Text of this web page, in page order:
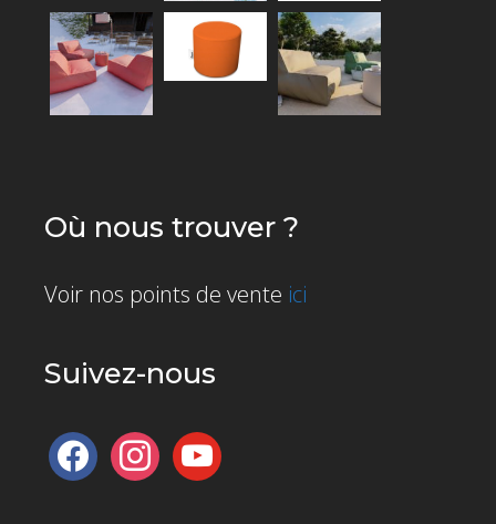
Où nous trouver ?
Voir nos points de vente ici
Suivez-nous
facebookinstagramyoutube